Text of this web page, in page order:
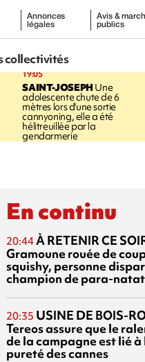
Annonces
légales
Avis &
publics
collectivités
19:05
SAINT-JOSEPHUne
adolescente chute de 6
mètres lors d'une sortie
cannyoning, elle a été
hélitreuillée par la
gendarmerie
En continu
20:44À RETENIR CE
Gramoune rouée de
squishy, personne
champion de para-
20:35 USINE DE BOIS-
Tereos assure que le
de la campagne est lié
pureté des cannes